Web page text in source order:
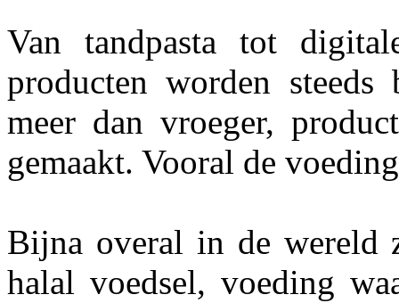
Van tandpasta tot
producten worden
meer dan vroeger,
gemaakt. Vooral de
Bijna overal in de wereld
halal voedsel, voeding